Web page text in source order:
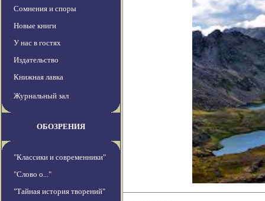
Сомнения и споры
Новые книги
У нас в гостях
Издательство
Книжная лавка
Журнальный зал
ОБОЗРЕНИЯ
"Классики и современники"
"Слово о..."
"Тайная история творений"